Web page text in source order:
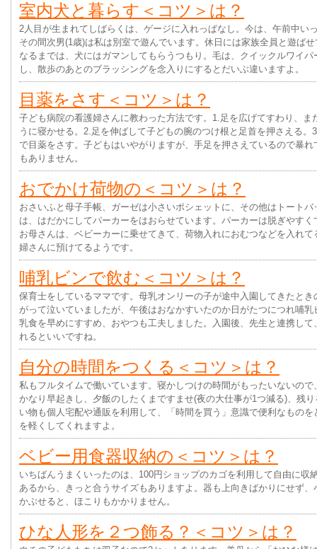
室内犬と暮らす＜コツ＞は？
2人目が生まれてしばらくは、ゲージに入れっぱなし。今は、午前中い
その間次男(1歳)は私は別室で遊んでいます。休日には家族全員と遊ば
なるまでは、犬にはガマンしてもらうつもり。毛は、クイックルワイ
し、散歩のあとのブラッシングを念入りにするとだいぶ違いますよ。
目薬をさす＜コツ＞は？
子ども病院の看護婦さんに教わった方法です。1.足を広げてすわり、ま
うに寝かせる。2.足を伸ばして子どもの腕のつけ根と足首を押さえる
で目薬をさす。子どもはいやがりますが、手足を押さえているので暴
もありません。
おでかけ荷物の＜コツ＞は？
おさいふと母子手帳、ガーゼは小さいポシェットに、その他はトート
は、はだかにしてパーカーをはおらせています。パーカーは脱ぎやす
お母さんは、ベビーカーに乗せてきて、荷物入れにおむつなどを入れ
婦さんに預けてるようです。
哺乳ビンで飲む＜コツ＞は？
保育士をしているママです。母乳オンリーの子が途中入園してきたと
がって泣いていましたが、午後はおなかすいたのか日がたつにつれ哺
乳食を早めにすすめ、おやつも工夫しました。入園後、先生と連携し
れるといいですね。
自分の時間をつくる＜コツ＞は？
私もフルタイムで働いています。寝かしつけの時間がもったいないの
かなり早起きし、夕飯のしたくまですませ(夜の大仕事が1つ減る)、残
い物も個人宅配や通販を利用して、「時間を買う」意識で便利なもの
を軽くしてくれますよ。
ベビー用食器収納の＜コツ＞は？
いちばんうまくいったのは、100円ショップのカゴを利用して自由に収
あるから、きっと合うサイズもありますよ。器も上向きばかりにせず
かぶせると、ほこりもかかりません。
ひな人形を２つ飾る？＜コツ＞は？